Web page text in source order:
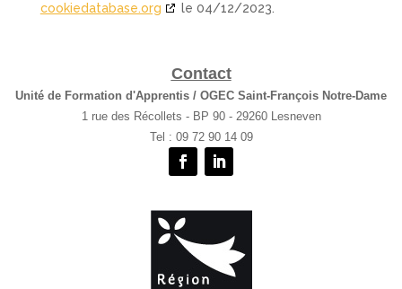
cookiedatabase.org
le 04/12/2023.
Contact
Unité de Formation d'Apprentis / OGEC Saint-François Notre-Dame
1 rue des Récollets - BP 90 - 29260 Lesneven
Tel : 09 72 90 14 09